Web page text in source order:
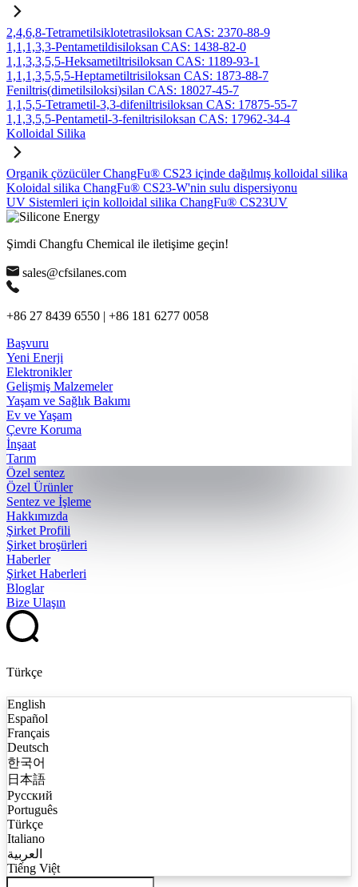
2,4,6,8-Tetrametilsiklotetrasiloksan CAS: 2370-88-9
1,1,1,3,3-Pentametildisiloksan CAS: 1438-82-0
1,1,3,3,5,5-Heksametiltrisiloksan CAS: 1189-93-1
1,1,1,3,5,5,5-Heptametiltrisiloksan CAS: 1873-88-7
Feniltris(dimetilsiloksi)silan CAS: 18027-45-7
1,1,5,5-Tetrametil-3,3-difeniltrisiloksan CAS: 17875-55-7
1,1,3,5,5-Pentametil-3-feniltrisiloksan CAS: 17962-34-4
Kolloidal Silika
Organik çözücüler ChangFu® CS23 içinde dağılmış kolloidal silika
Koloidal silika ChangFu® CS23-W'nin sulu dispersiyonu
UV Sistemleri için kolloidal silika ChangFu® CS23UV
Şimdi Changfu Chemical ile iletişime geçin!
sales@cfsilanes.com
+86 27 8439 6550 | +86 181 6277 0058
Başvuru
Yeni Enerji
Elektronikler
Gelişmiş Malzemeler
Yaşam ve Sağlık Bakımı
Ev ve Yaşam
Çevre Koruma
İnşaat
Tarım
Özel sentez
Özel Ürünler
Sentez ve İşleme
Hakkımızda
Şirket Profili
Şirket broşürleri
Haberler
Şirket Haberleri
Bloglar
Bize Ulaşın
Türkçe
English
Español
Français
Deutsch
한국어
日本語
Русский
Português
Türkçe
Italiano
العربية
Tiếng Việt